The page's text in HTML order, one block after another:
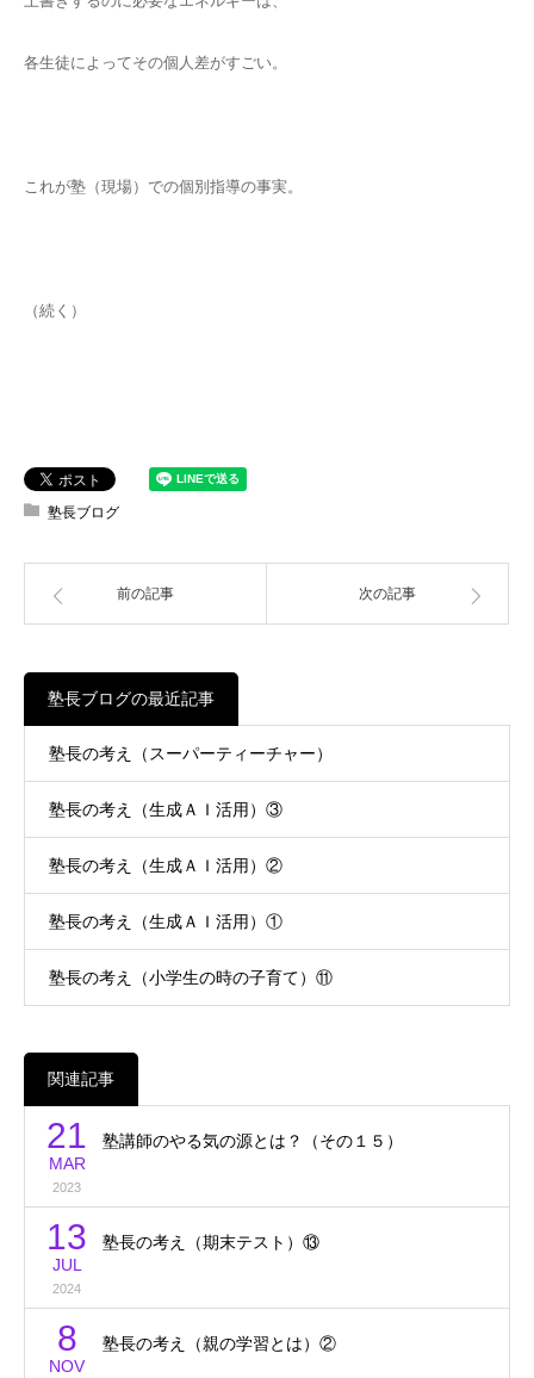
各生徒によってその個人差がすごい。
これが塾（現場）での個別指導の事実。
（続く）
塾長ブログ
前の記事 次の記事
塾長ブログの最近記事
塾長の考え（スーパーティーチャー）
塾長の考え（生成ＡＩ活用）③
塾長の考え（生成ＡＩ活用）②
塾長の考え（生成ＡＩ活用）①
塾長の考え（小学生の時の子育て）⑪
関連記事
21
MAR
2023
塾講師のやる気の源とは？（その１５）
13
JUL
2024
塾長の考え（期末テスト）⑬
8
NOV
塾長の考え（親の学習とは）②